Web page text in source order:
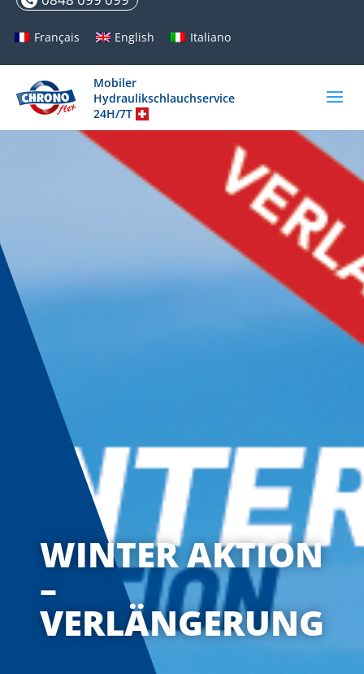
Français English Italiano
Mobiler
Hydraulikschlauchservice
24H/7T
WINTER AKTION
–
VERLÄNGERUNG